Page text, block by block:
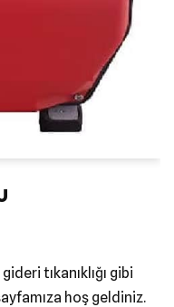
tıkanıklığı gibi
hoş geldiniz.